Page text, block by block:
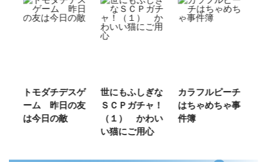
トモダチデスゲ
ーム 昨日の友
は今日の敵
世にもふしぎな
ＳＣＰガチャ！
（１） かわい
い猫にご用心
カラフルピーチ
はちゃめちゃ事
件簿